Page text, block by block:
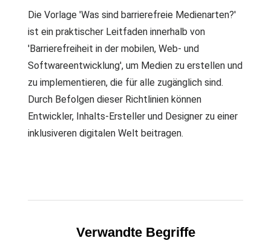
Die Vorlage 'Was sind barrierefreie Medienarten?'
ist ein praktischer Leitfaden innerhalb von
'Barrierefreiheit in der mobilen, Web- und
Softwareentwicklung', um Medien zu erstellen und
zu implementieren, die für alle zugänglich sind.
Durch Befolgen dieser Richtlinien können
Entwickler, Inhalts-Ersteller und Designer zu einer
inklusiveren digitalen Welt beitragen.
Verwandte Begriffe